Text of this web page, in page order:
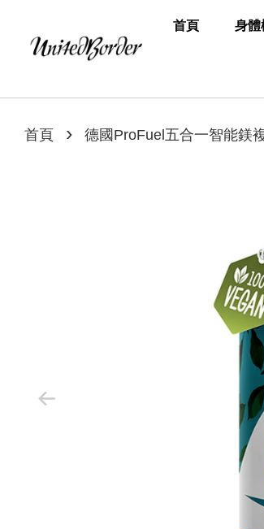
首頁 身體
首頁 › 德國ProFuel五合一智能鎂